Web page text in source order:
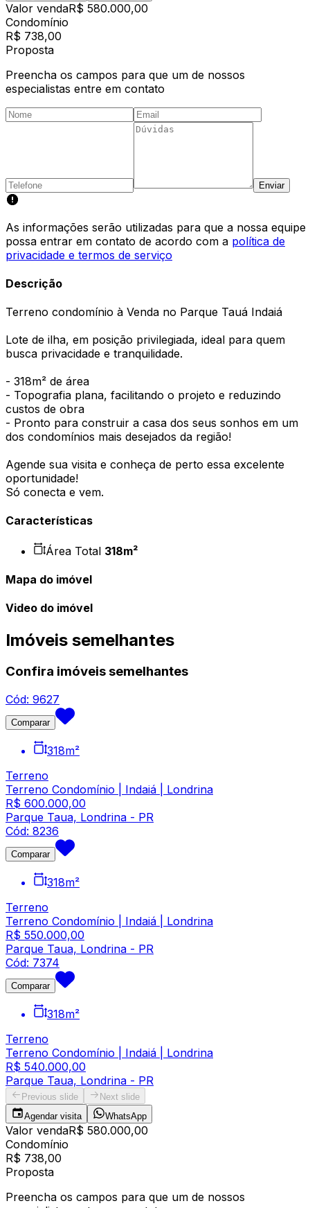
Valor vendaR$ 580.000,00
Condomínio
R$ 738,00
Proposta
Preencha os campos para que um de nossos
especialistas entre em contato
Enviar
As informações serão utilizadas para que a nossa equipe
possa entrar em contato de acordo com a política de
privacidade e termos de serviço
Descrição
Terreno condomínio à Venda no Parque Tauá Indaiá
Lote de ilha, em posição privilegiada, ideal para quem
busca privacidade e tranquilidade.
- 318m² de área
- Topografia plana, facilitando o projeto e reduzindo
custos de obra
- Pronto para construir a casa dos seus sonhos em um
dos condomínios mais desejados da região!
Agende sua visita e conheça de perto essa excelente
oportunidade!
Só conecta e vem.
Características
Área Total 318m²
Mapa do imóvel
Video do imóvel
Imóveis semelhantes
Confira imóveis semelhantes
Cód: 9627
Comparar
318m²
Terreno
Terreno Condomínio | Indaiá | Londrina
R$ 600.000,00
Parque Taua, Londrina - PR
Cód: 8236
Comparar
318m²
Terreno
Terreno Condomínio | Indaiá | Londrina
R$ 550.000,00
Parque Taua, Londrina - PR
Cód: 7374
Comparar
318m²
Terreno
Terreno Condomínio | Indaiá | Londrina
R$ 540.000,00
Parque Taua, Londrina - PR
Previous slide
Next slide
Agendar visita
WhatsApp
Valor vendaR$ 580.000,00
Condomínio
R$ 738,00
Proposta
Preencha os campos para que um de nossos